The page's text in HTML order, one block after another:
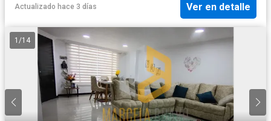
Actualizado hace 3 días Ver en detalle
1 /14